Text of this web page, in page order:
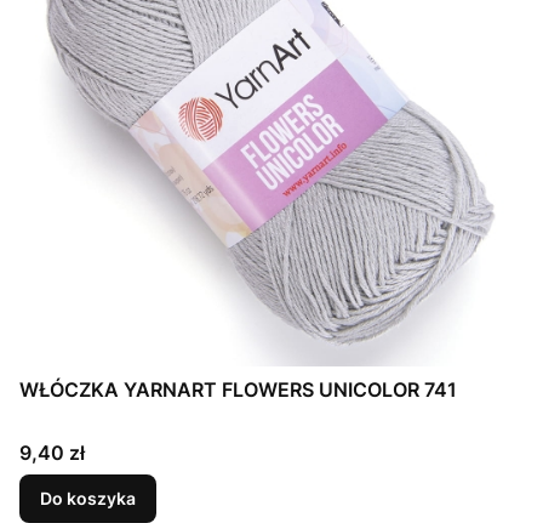
WŁÓCZKA YARNART FLOWERS UNICOLOR 741
Cena
9,40 zł
Do koszyka